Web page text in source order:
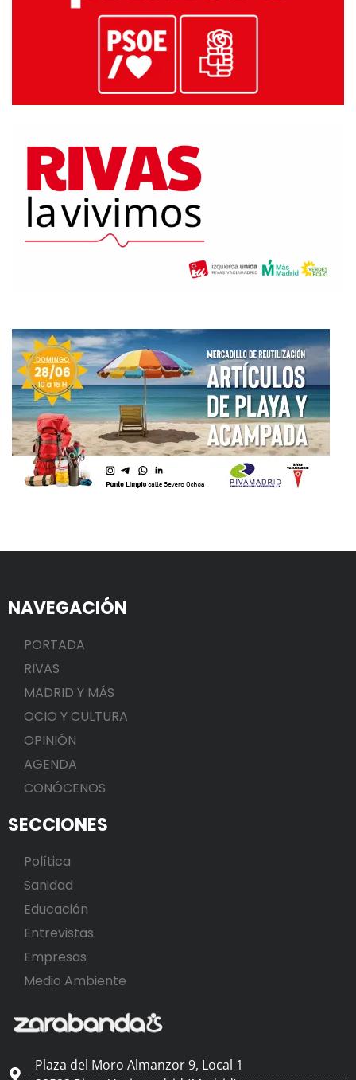
NAVEGACIÓN
PORTADA
RIVAS
MADRID Y MÁS
OCIO Y CULTURA
OPINIÓN
AGENDA
CONÓCENOS
SECCIONES
Política
Sanidad
Educación
Entrevistas
Empresas
Medio Ambiente
Plaza del Moro Almanzor 9, Local 1